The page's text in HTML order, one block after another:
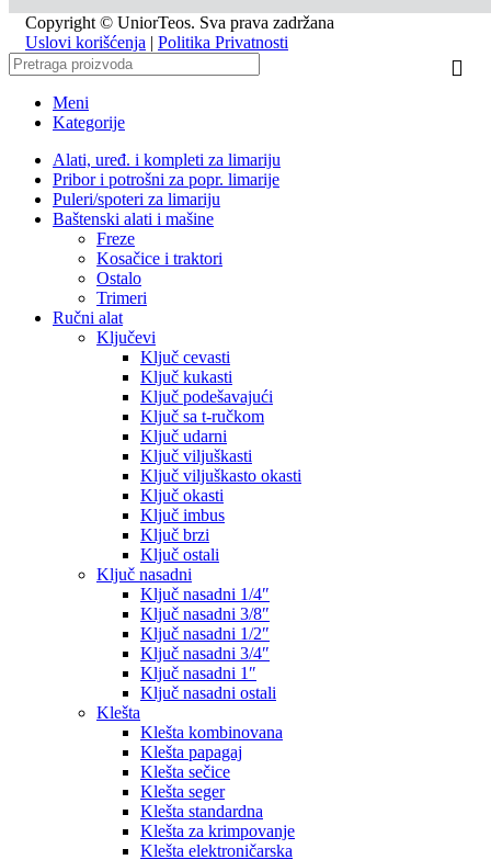
Copyright © UniorTeos. Sva prava zadržana
Uslovi korišćenja | Politika Privatnosti
Meni
Kategorije
Alati, uređ. i kompleti za limariju
Pribor i potrošni za popr. limarije
Puleri/spoteri za limariju
Baštenski alati i mašine
Freze
Kosačice i traktori
Ostalo
Trimeri
Ručni alat
Ključevi
Ključ cevasti
Ključ kukasti
Ključ podešavajući
Ključ sa t-ručkom
Ključ udarni
Ključ viljuškasti
Ključ viljuškasto okasti
Ključ okasti
Ključ imbus
Ključ brzi
Ključ ostali
Ključ nasadni
Ključ nasadni 1/4″
Ključ nasadni 3/8″
Ključ nasadni 1/2″
Ključ nasadni 3/4″
Ključ nasadni 1″
Ključ nasadni ostali
Klešta
Klešta kombinovana
Klešta papagaj
Klešta sečice
Klešta seger
Klešta standardna
Klešta za krimpovanje
Klešta elektroničarska